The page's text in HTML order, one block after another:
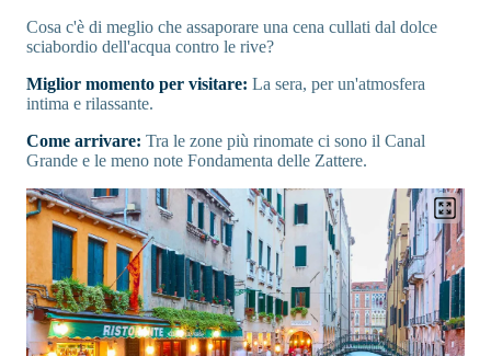
Cosa c'è di meglio che assaporare una cena cullati dal dolce
sciabordio dell'acqua contro le rive?
Miglior momento per visitare: La sera, per un'atmosfera
intima e rilassante.
Come arrivare: Tra le zone più rinomate ci sono il Canal
Grande e le meno note Fondamenta delle Zattere.